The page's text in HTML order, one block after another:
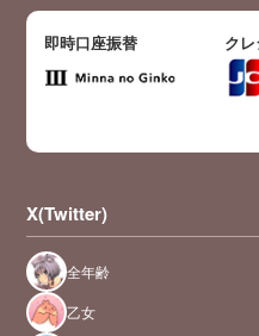
即時口座振替 ク
X(Twitter)
全年齢
乙女